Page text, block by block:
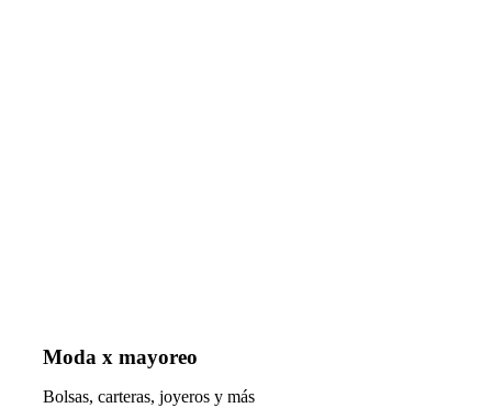
Moda x mayoreo
Bolsas, carteras, joyeros y más